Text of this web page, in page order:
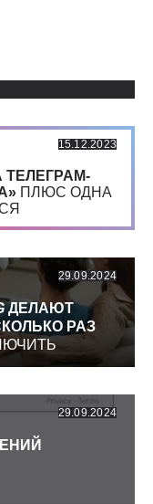
15.12.2023
ПЛЮС ОДНА
29.09.2024
ДЕЛАЮТ
РАЗ
29.09.2024